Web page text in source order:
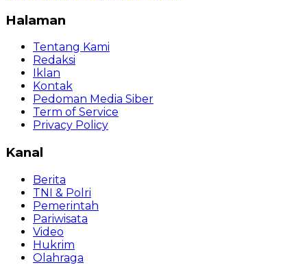
Halaman
Tentang Kami
Redaksi
Iklan
Kontak
Pedoman Media Siber
Term of Service
Privacy Policy
Kanal
Berita
TNI & Polri
Pemerintah
Pariwisata
Video
Hukrim
Olahraga